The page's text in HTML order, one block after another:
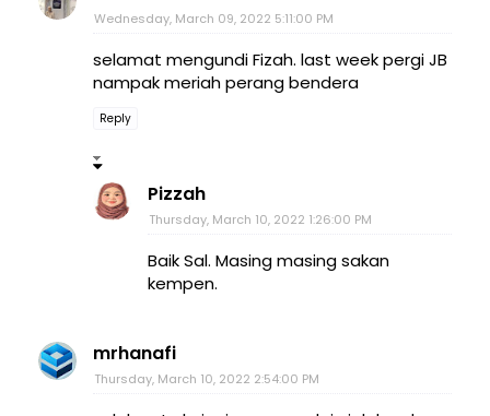
Wednesday, March 09, 2022 5:11:00 PM
selamat mengundi Fizah. last week pergi JB
nampak meriah perang bendera
Reply
Pizzah
Thursday, March 10, 2022 1:26:00 PM
Baik Sal. Masing masing sakan
kempen.
mrhanafi
Thursday, March 10, 2022 2:54:00 PM